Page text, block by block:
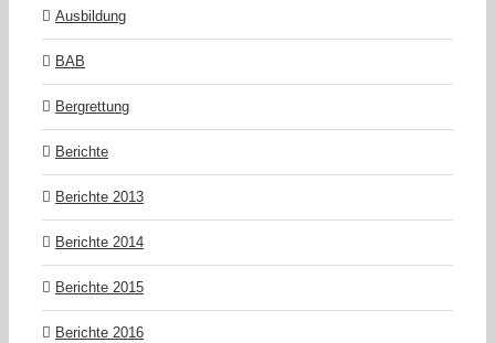
Ausbildung
BAB
Bergrettung
Berichte
Berichte 2013
Berichte 2014
Berichte 2015
Berichte 2016